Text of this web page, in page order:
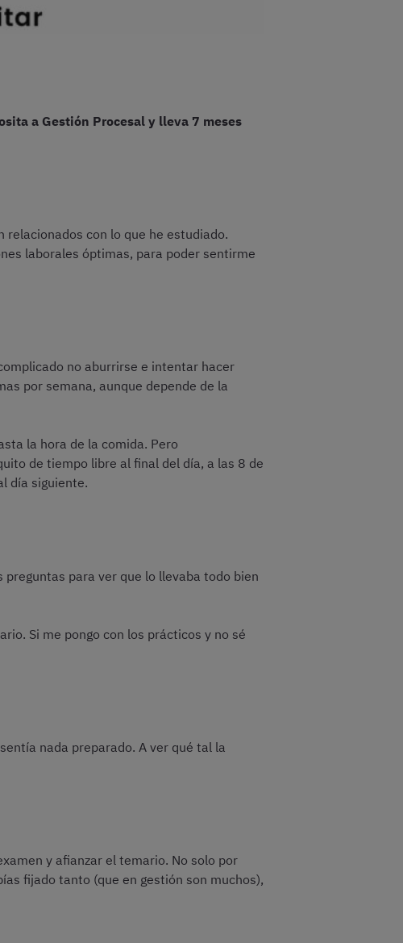
a Gestión Procesal y lleva 7 meses
con lo que he estudiado.
laborales óptimas, para poder sentirme
no aburrirse e intentar hacer
por semana, aunque depende de la
la hora de la comida. Pero
de tiempo libre al final del día, a las 8 de
día siguiente.
para ver que lo llevaba todo bien
Si me pongo con los prácticos y no sé
nada preparado. A ver qué tal la
y afianzar el temario. No solo por
fijado tanto (que en gestión son muchos),